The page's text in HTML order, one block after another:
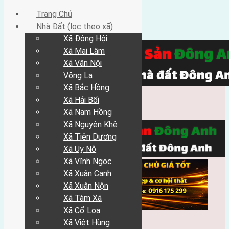
Trang Chủ
Trang Chủ
Nhà Đất (lọc theo xã)
Xã Đông Hội
Xã Mai Lâm
Xã Vân Nội
Võng La
Xã Bắc Hồng
Xã Hải Bối
Xã Nam Hồng
Xã Nguyên Khê
Xã Tiên Dương
Xã Uy Nỗ
Xã Vĩnh Ngọc
Xã Xuân Canh
Xã Xuân Nộn
Xã Tàm Xá
Xã Cổ Loa
Xã Việt Hùng